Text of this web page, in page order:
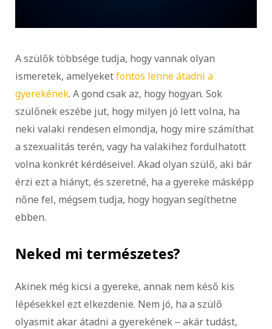
A szülők többsége tudja, hogy vannak olyan
ismeretek, amelyeketfontos lenne átadni a
gyerekének. A gond csak az, hogy hogyan. Sok
szülőnek eszébe jut, hogy milyen jó lett volna, ha
neki valaki rendesen elmondja, hogy mire számíthat
a szexualitás terén, vagy ha valakihez fordulhatott
volna konkrét kérdéseivel. Akad olyan szülő, aki bár
érzi ezt a hiányt, és szeretné, ha a gyereke másképp
nőne fel, mégsem tudja, hogy hogyan segíthetne
ebben.
Neked mi természetes?
Akinek még kicsi a gyereke, annak nem késő kis
lépésekkel ezt elkezdenie. Nem jó, ha a szülő
olyasmit akar átadni a gyerekének ‒ akár tudást,